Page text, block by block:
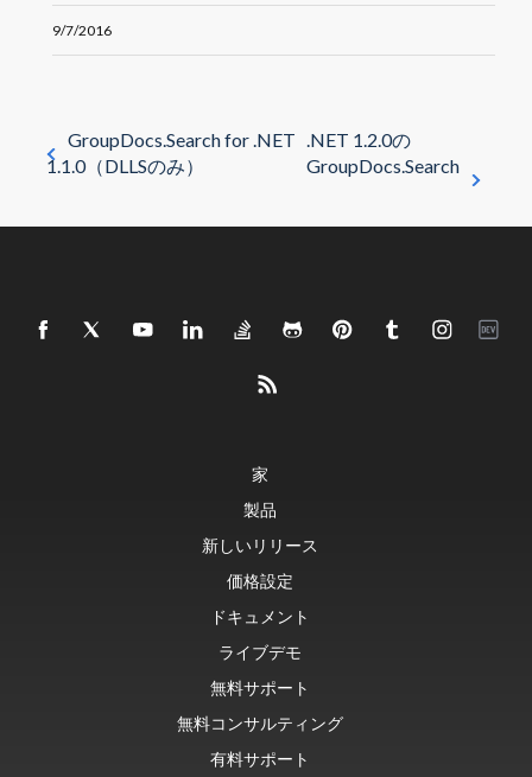
9/7/2016
GroupDocs.Search for .NET
1.1.0（DLLSのみ）
.NET 1.2.0の
GroupDocs.Search
家
製品
新しいリリース
価格設定
ドキュメント
ライブデモ
無料サポート
無料コンサルティング
有料サポート